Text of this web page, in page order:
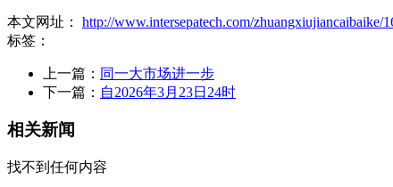
本文网址： http://www.intersepatech.com/zhuangxiujiancaibaike/
标签：
上一篇： 同一大市场进一步
下一篇： 自2026年3月23日24时
相关新闻
找不到任何内容